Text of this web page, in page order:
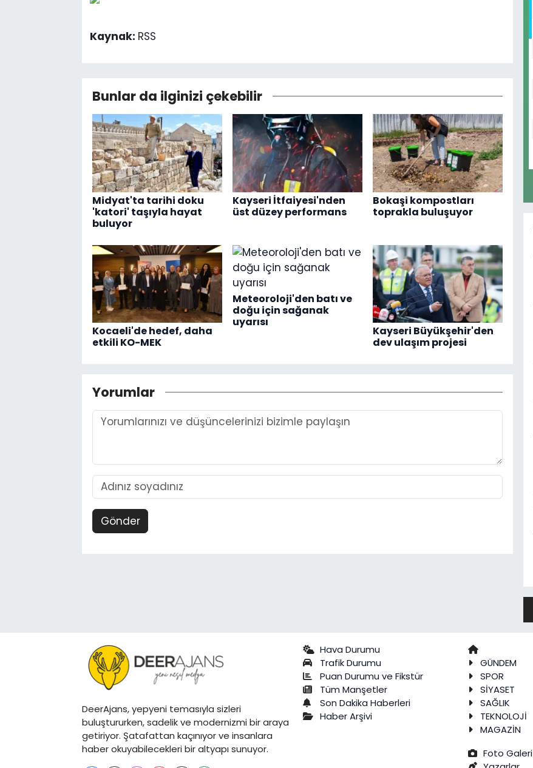
Kaynak: RSS
Bunlar da ilginizi çekebilir
Midyat'ta tarihi doku
'katori' taşıyla hayat
buluyor
Kayseri İtfaiyesi'nden
üst düzey performans
Bokaşi kompostları
toprakla buluşuyor
Kocaeli'de hedef, daha
etkili KO-MEK
Meteoroloji'den batı ve
doğu için sağanak
uyarısı
Kayseri Büyükşehir'den
dev ulaşım projesi
Yorumlar
Gönder
DeerAjans, yepyeni temasıyla sizleri
buluştururken, sadelik ve modernizmi bir araya
getiriyor. Şatafattan kaçınıyor ve insanlara
haber okuyabilecekleri bir altyapı sunuyor.
Hava Durumu
Trafik Durumu
Puan Durumu ve Fikstür
Tüm Manşetler
Son Dakika Haberleri
Haber Arşivi
GÜNDEM
SPOR
SİYASET
SAĞLIK
TEKNOLOJİ
MAGAZİN
Foto Galeri